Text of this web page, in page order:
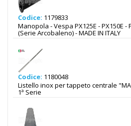
Codice: 1179833
Manopola - Vespa PX125E - PX150E -
(Serie Arcobaleno) - MADE IN ITALY
Codice: 1180048
Listello inox per tappeto centrale
1ª Serie